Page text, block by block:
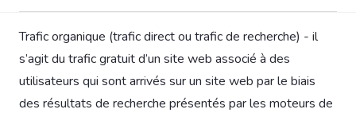
Trafic organique (trafic direct ou trafic de recherche) - il
s’agit du trafic gratuit d’un site web associé à des
utilisateurs qui sont arrivés sur un site web par le biais
des résultats de recherche présentés par les moteurs de